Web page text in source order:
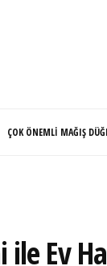
ÇOK ÖNEMLI MAĞIŞ
ile Ev